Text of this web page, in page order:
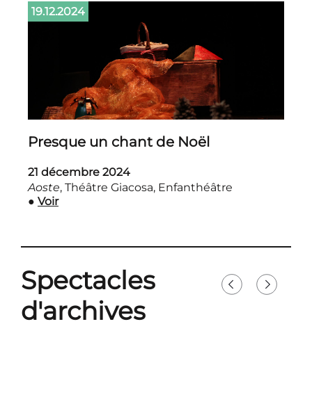
19.12.2024
Presque un chant de Noël
21 décembre 2024
Aoste, Théâtre Giacosa, Enfanthéâtre
● Voir
Spectacles
d'archives